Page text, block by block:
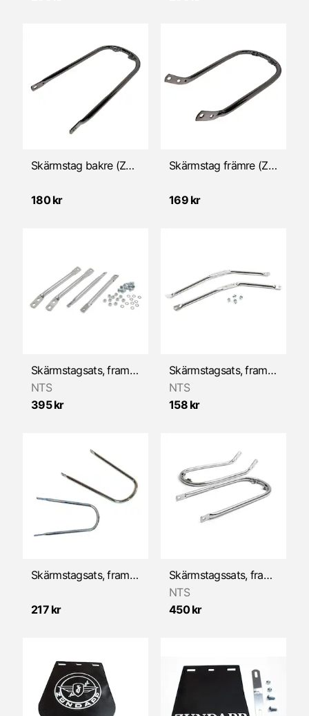
Skärmstag bakre (Zündapp 64-67)
180 kr
Skärmstag främre (Zündapp 64-67)
169 kr
Skärmstagsats, framskärm (Zündapp 529 1977-78)
NTS
395 kr
Skärmstagsats, framskärm (Zündapp 529 KS50 1978-83)
NTS
158 kr
Skärmstagsats, framskärm (Zündapp KS50 -1976)
217 kr
Skärmstagssats, framskärm (Zündapp 514/515/516 1964-67)
NTS
450 kr